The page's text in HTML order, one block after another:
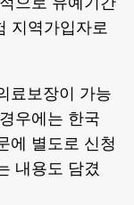
지역가입자로
료보장이 가능
우에는 한국
에 별도로 신청
내용도 담겼